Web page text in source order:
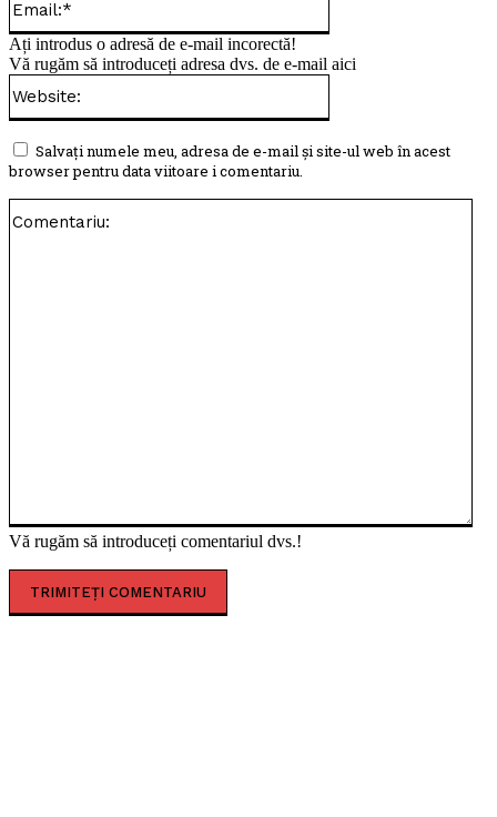
Vă rugăm să introduceți comentariul dvs.!
Ați introdus o adresă de e-mail incorectă!
Vă rugăm să introduceți adresa dvs. de e-mail aici
Salvați numele meu, adresa de e-mail și site-ul web în acest
browser pentru data viitoare i comentariu.